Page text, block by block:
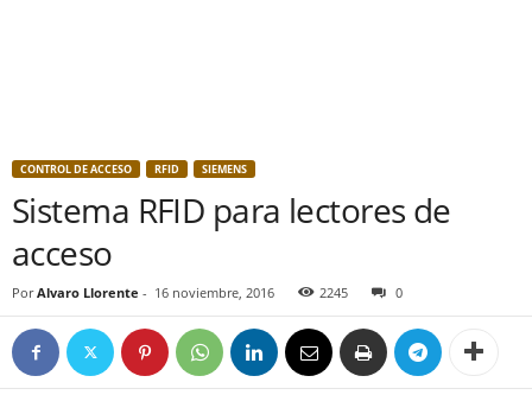
CONTROL DE ACCESO RFID SIEMENS
Sistema RFID para lectores de
acceso
Por Alvaro Llorente - 16 noviembre, 2016 2245 0